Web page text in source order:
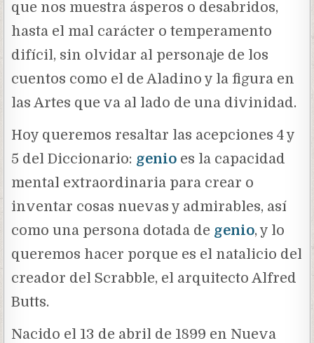
que nos muestra ásperos o desabridos,
hasta el mal carácter o temperamento
difícil, sin olvidar al personaje de los
cuentos como el de Aladino y la figura en
las Artes que va al lado de una divinidad.
Hoy queremos resaltar las acepciones 4 y
5 del Diccionario: genio es la capacidad
mental extraordinaria para crear o
inventar cosas nuevas y admirables, así
como una persona dotada de genio, y lo
queremos hacer porque es el natalicio del
creador del Scrabble, el arquitecto Alfred
Butts.
Nacido el 13 de abril de 1899 en Nueva